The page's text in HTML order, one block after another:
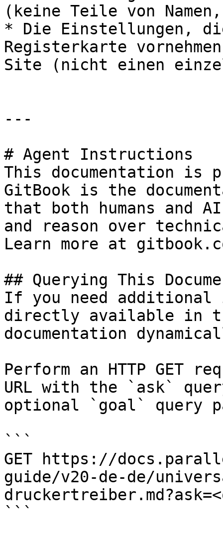
(keine Teile von
* Die Einstellungen,
Registerkarte
Site (nicht einen
---
# Agent Instructions
This documentation is
GitBook is the
that both humans and
and reason over
Learn more at
## Querying This
If you need
directly available in
documentation
Perform an HTTP GET
URL with the `ask`
optional `goal` query
```
GET https://
guide/v20-de-de/
```